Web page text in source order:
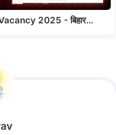
2025 - बिहार…